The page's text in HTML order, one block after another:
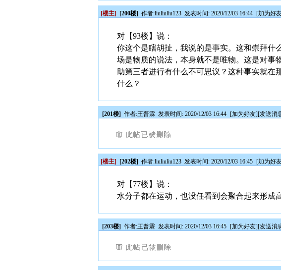
[楼主] [200楼] 作者:liuliuliu123 发表时间: 2020/12/03 16:44 [加为好
对【93楼】说：
你这个是瞎胡扯，我说的是事实。这和崇拜什
场是物质的说法，本身就不是唯物。这是对事
助第三者进行有什么不可思议？这种事实就
什么？
[201楼] 作者:王普霖 发表时间: 2020/12/03 16:44 [加为好友][发送消
[楼主] [202楼] 作者:liuliuliu123 发表时间: 2020/12/03 16:45 [加为好
对【77楼】说：
水分子都在运动，也没任看到会聚合起来形成
[203楼] 作者:王普霖 发表时间: 2020/12/03 16:45 [加为好友][发送消